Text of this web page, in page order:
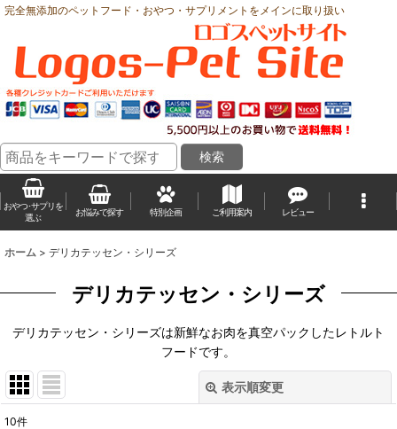
完全無添加のペットフード・おやつ・サプリメントをメインに取り扱い
おやつ･サプリを
選ぶ
お悩みで探す 特別企画 ご利用案内 レビュー
ホーム > デリカテッセン・シリーズ
デリカテッセン・シリーズ
デリカテッセン・シリーズは新鮮なお肉を真空パックしたレトルト
フードです。
表示順変更
10件